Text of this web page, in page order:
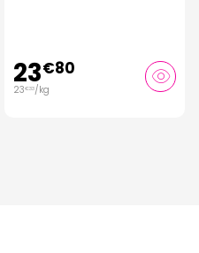
23€80
23€33/kg